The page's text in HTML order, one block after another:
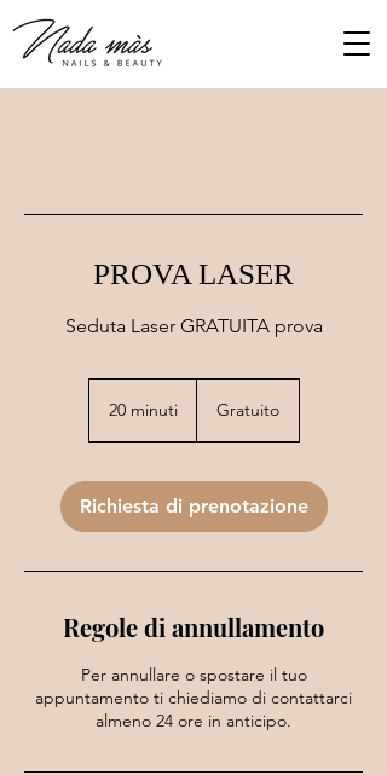
PROVA LASER
Seduta Laser GRATUITA prova
20 minuti2
i
n
i
Gratuito
Richiesta di prenotazione
Regole di annullamento
Per annullare o spostare il tuo
appuntamento ti chiediamo di contattarci
almeno 24 ore in anticipo.